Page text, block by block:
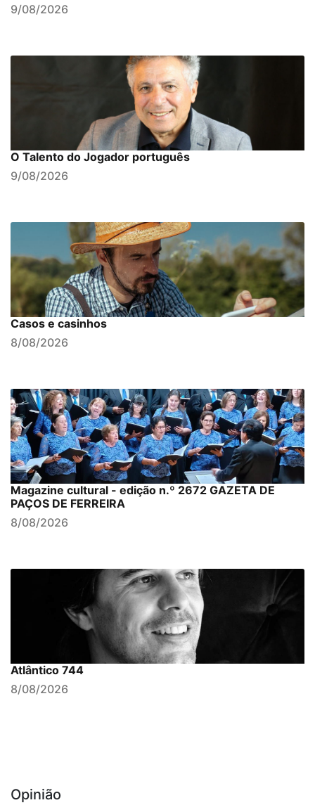
9/08/2026
O Talento do Jogador português
9/08/2026
Casos e casinhos
8/08/2026
Magazine cultural - edição n.º 2672 GAZETA DE
PAÇOS DE FERREIRA
8/08/2026
Atlântico 744
8/08/2026
Opinião